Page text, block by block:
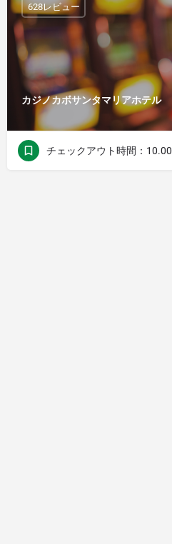
カジノカボサンタマリアホテル
628レビュー
チェックアウト時間：10.00